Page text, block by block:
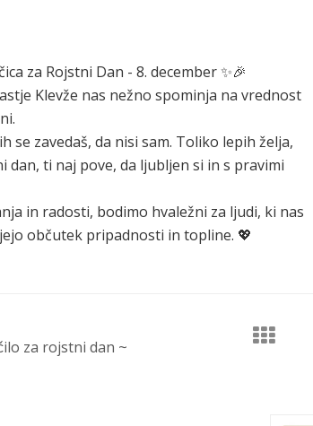
za Rojstni Dan - 8. december ✨🎉
Klevže nas nežno spominja na vrednost
se zavedaš, da nisi sam. Toliko lepih želja,
dan, ti naj pove, da ljubljen si in s pravimi
in radosti, bodimo hvaležni za ljudi, ki nas
občutek pripadnosti in topline. 💖
za rojstni dan ~